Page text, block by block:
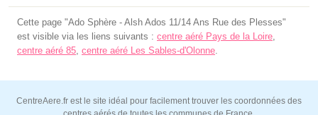
Cette page "Ado Sphère - Alsh Ados 11/14 Ans Rue des Plesses"
est visible via les liens suivants : centre aéré Pays de la Loire
centre aéré 85 centre aéré Les Sables-d'Olonne
CentreAere.fr est le site idéal pour facilement trouver les coordonnées des